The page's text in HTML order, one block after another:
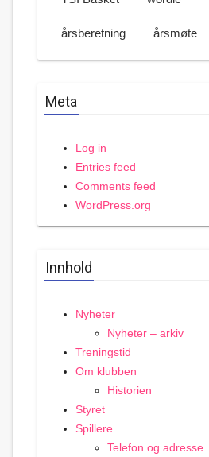
årsberetning årsmøte
Meta
Log in
Entries feed
Comments feed
WordPress.org
Innhold
Nyheter
Nyheter – arkiv
Treningstid
Om klubben
Historien
Styret
Spillere
Telefon og adresse